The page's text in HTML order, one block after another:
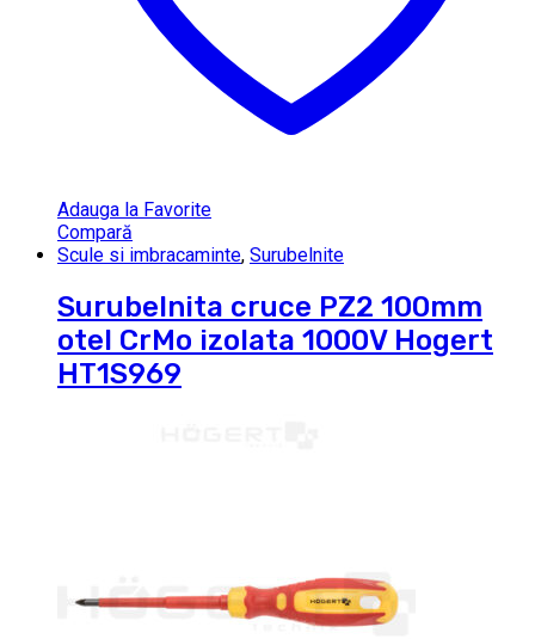
Adauga la Favorite
Compară
Scule si imbracaminte, Surubelnite
Surubelnita cruce PZ2 100mm
otel CrMo izolata 1000V Hogert
HT1S969